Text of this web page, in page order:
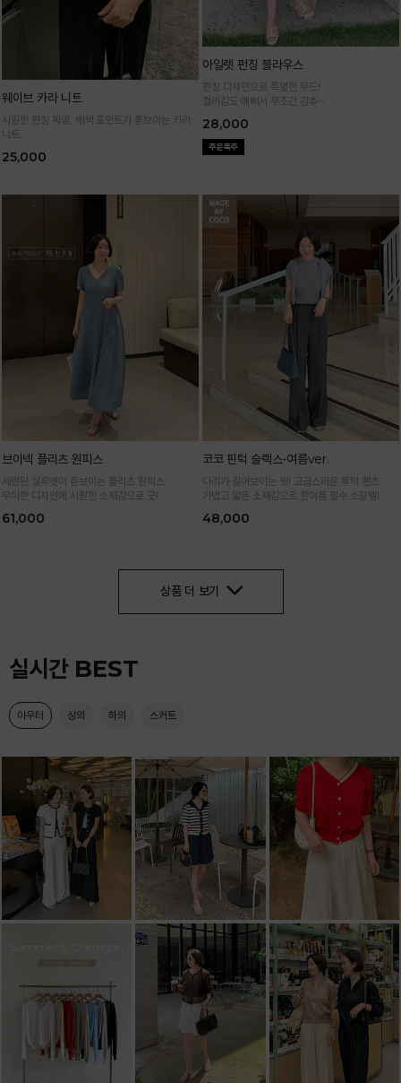
웨이브 카라 니트
시원한 펀칭 짜임, 배색 포인트가 돋보이는 카라
니트
하게 입어요
25,000
아일렛 펀칭 블라우스
펀칭 디자인으로 특별한 무드!
컬러감도 예뻐서 무조건 강추~
28,000
브이넥 플리츠 원피스
세련된 실루엣이 돋보이는 플리츠 원피스
우아한 디자인에 시원한 소재감으로 굿!
61,000
코코 핀턱 슬랙스-여름ver.
다리가 길어보이는 핏! 고급스러운 투턱 팬츠
가볍고 얇은 소재감으로 한여름 필수 소장템!
48,000
상품 더 보기
실시간 BEST
아우터 상의 하의 스커트